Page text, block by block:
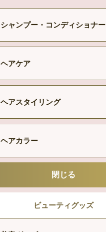
シャンプー・コンディショナー
ヘアケア
ヘアスタイリング
ヘアカラー
閉じる
ビューティグッズ